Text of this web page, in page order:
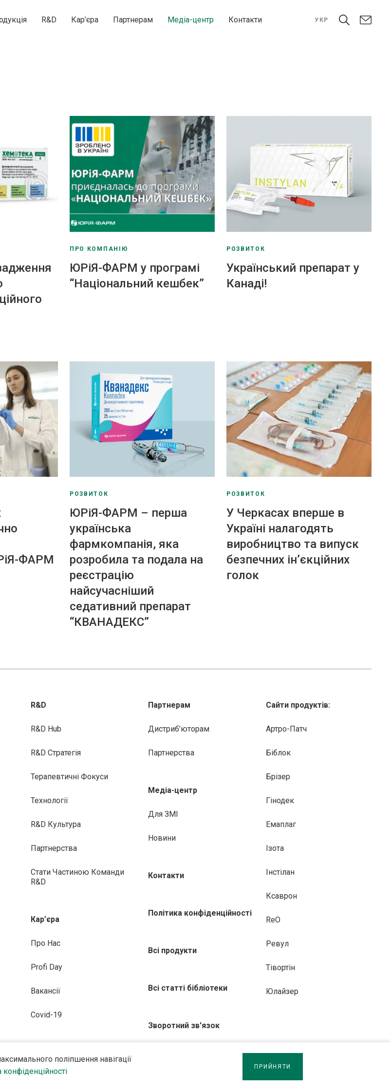
R&D Кар’єра Партнерам Медіа-центр Контакти УКР
ПРО КОМПАНІЮ
ЮРіЯ-ФАРМ у програмі
“Національний кешбек”
РОЗВИТОК
Український препарат у
Канаді!
ФАРМ
РОЗВИТОК
ЮРіЯ-ФАРМ – перша
українська
фармкомпанія, яка
розробила та подала на
реєстрацію
найсучасніший
седативний препарат
“КВАНАДЕКС”
РОЗВИТОК
У Черкасах вперше в
Україні налагодять
виробництво та випуск
безпечних ін’єкційних
голок
поліпшення навігації
конфіденційності ПРИЙНЯТИ
R&D
R&D Hub
R&D Стратегія
Терапевтичні Фокуси
Технології
R&D Культура
Партнерства
Стати Частиною Команди
R&D
Кар’єра
Про Нас
Profi Day
Вакансії
Covid-19
Партнерам
Дистриб’юторам
Партнерства
Медіа-центр
Для ЗМІ
Новини
Контакти
Політика конфіденційності
Всі продукти
Всі статті бібліотеки
Зворотний зв'язок
Сайти продуктів:
Артро-Патч
Біблок
Брізер
Гінодек
Емаплаг
Ізота
Інстілан
Ксаврон
ReO
Ревул
Тівортін
Юлайзер